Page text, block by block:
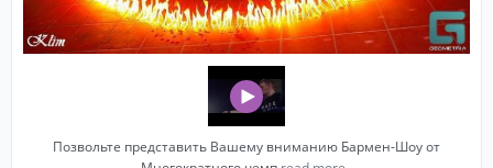
Позвольте представить Вашему вниманию Бармен-Шоу от